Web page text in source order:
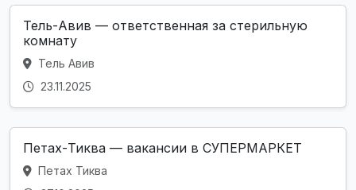
Тель-Авив — ответственная за стерильную
комнату
Тель Авив
23.11.2025
Петах-Тиква — вакансии в СУПЕРМАРКЕТ
Петах Тиква